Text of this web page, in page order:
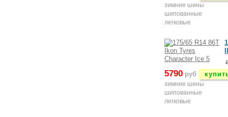
зимние шины
шипованные
легковые
5790 руб
зимние шины
шипованные
легковые